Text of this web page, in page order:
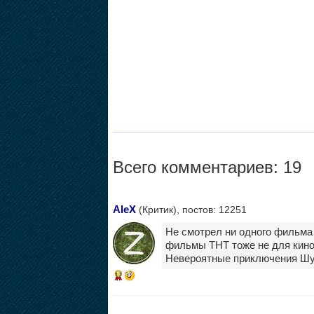
Всего комментариев: 19
AleX(Критик), постов: 12251
17
Не смотрел ни одного
фильмы ТНТ тоже не для
Невероятные приключения